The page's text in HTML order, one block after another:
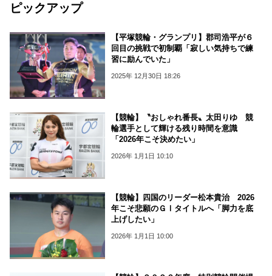
ピックアップ
【平塚競輪・グランプリ】郡司浩平が６
回目の挑戦で初制覇「寂しい気持ちで練
習に励んでいた」
2025年 12月30日 18:26
【競輪】〝おしゃれ番長〟太田りゆ 競
輪選手として輝ける残り時間を意識
「2026年こそ決めたい」
2026年 1月1日 10:10
【競輪】四国のリーダー松本貴治 2026
年こそ悲願のＧⅠタイトルへ「脚力を底
上げしたい」
2026年 1月1日 10:00